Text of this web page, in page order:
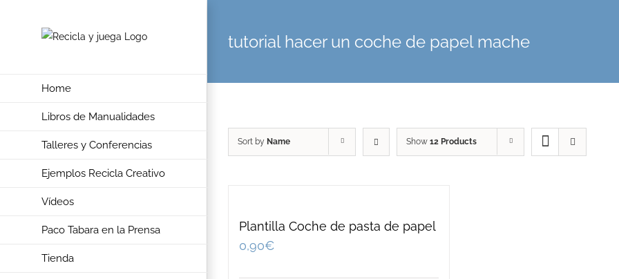
Home
Libros de Manualidades
Talleres y Conferencias
Ejemplos Recicla Creativo
Vídeos
Paco Tabara en la Prensa
Tienda
tutorial hacer un coche de papel mache
Sort by Name Show 12 Products
Plantilla Coche de pasta de papel
0,90€